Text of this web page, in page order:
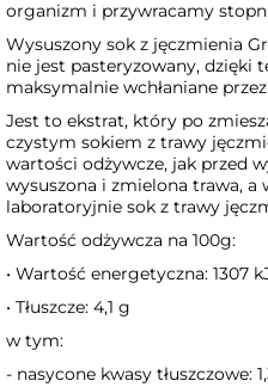
organizm i przywracamy
Wysuszony sok z jęczmienia
nie jest pasteryzowany, dzięki
maksymalnie wchłaniane
Jest to ekstrat, który po
czystym sokiem z trawy
wartości odżywcze, jak przed
wysuszona i zmielona trawa, a
laboratoryjnie sok z trawy
Wartość odżywcza na 100g:
• Wartość energetyczna: 1307
• Tłuszcze: 4,1 g
w tym:
- nasycone kwasy tłuszczowe: